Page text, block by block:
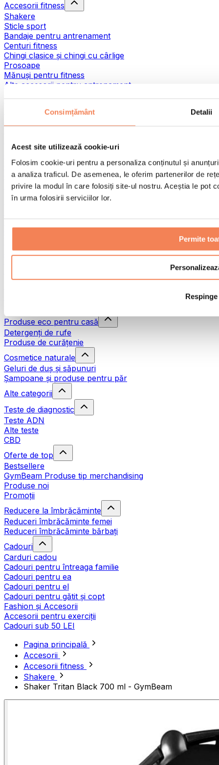
Consimțământ Detalii
Acest site utilizează cookie-uri
Folosim cookie-uri pentru a personaliza conținutul și
a analiza traficul. De asemenea, le oferim partenerilor de
privire la modul în care folosiți site-ul nostru. Aceștia le pot
în urma folosirii serviciilor lor.
Permite
Respinge
Accesorii fitness
Shakere
Sticle sport
Bandaje pentru antrenament
Centuri fitness
Chingi clasice și chingi cu cârlige
Prosoape
Mănuși pentru fitness
Alte accesorii pentru antrenament
Ajutoare pentru reabilitare
Pistoale de masaj
Genți și accesorii pentru alimente
Genți pentru sala de sport
Rucsacuri
Accesorii în funcție de activitate
Sporturi de contact
Terapie prin frig
Produse eco pentru casă
Detergenți de rufe
Produse de curățenie
Cosmetice naturale
Geluri de duș și săpunuri
Șampoane și produse pentru păr
Alte categorii
Teste de diagnostic
Teste ADN
Alte teste
CBD
Oferte de top
Bestsellere
GymBeam Produse tip merchandising
Produse noi
Promoții
Reducere la îmbrăcăminte
Reduceri îmbrăcăminte femei
Reduceri îmbrăcăminte bărbați
Cadouri
Carduri cadou
Cadouri pentru întreaga familie
Cadouri pentru ea
Cadouri pentru el
Cadouri pentru gătit și copt
Fashion și Accesorii
Accesorii pentru exerciții
Cadouri sub 50 LEI
Pagina principală
Accesorii
Accesorii fitness
Shakere
Shaker Tritan Black 700 ml - GymBeam